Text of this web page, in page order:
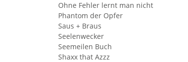
Ohne Fehler lernt man nicht
Phantom der Opfer
Saus + Braus
Seelenwecker
Seemeilen Buch
Shaxx that Azzz